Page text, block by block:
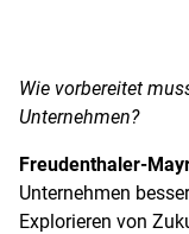
Wie vorbereitet
Unternehmen?
Freudenthaler-
Unternehmen
Explorieren von